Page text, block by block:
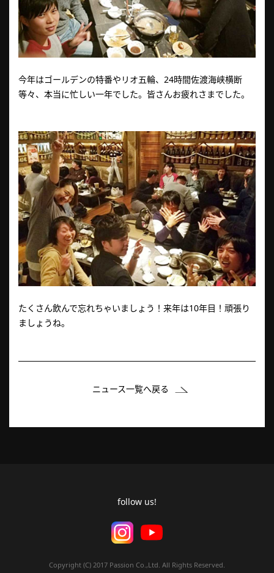
今年はゴールデンの特番やリオ五輪、24時間佐渡海峡横断
等々、本当に忙しい一年でした。皆さんお疲れさまでした。
たくさん飲んで忘れちゃいましょう！来年は10年目！頑張り
ましょうね。
ニュース一覧へ戻る
follow us!
Copyright (C) 2017 Passion Co.,Ltd. All Rights Reserved.